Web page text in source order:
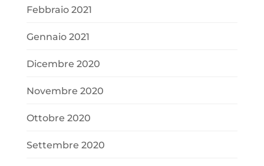
Febbraio 2021
Gennaio 2021
Dicembre 2020
Novembre 2020
Ottobre 2020
Settembre 2020